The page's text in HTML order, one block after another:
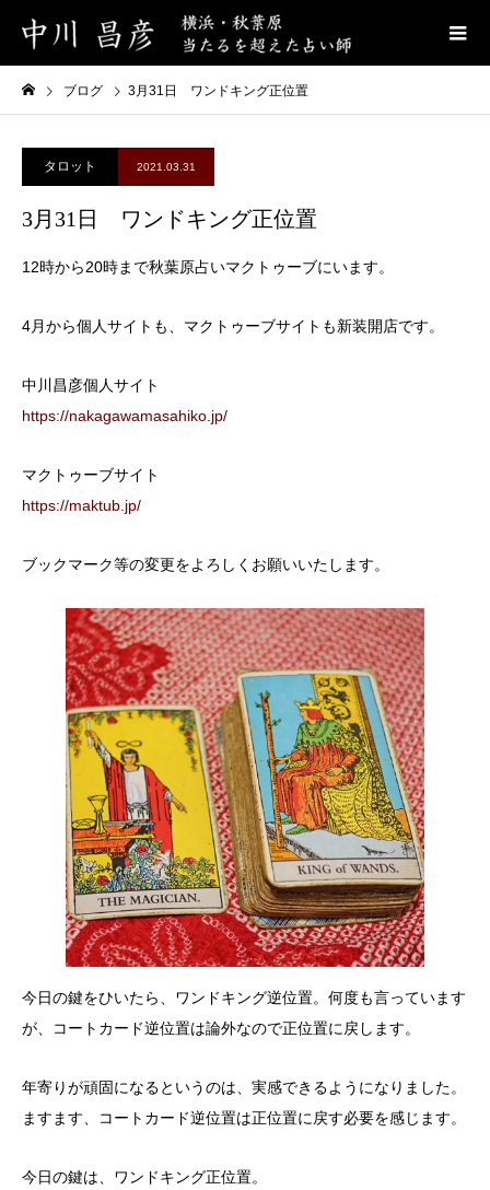
ブログ 3月31日 ワンドキング正位置
タロット 2021.03.31
3月31日 ワンドキング正位置
12時から20時まで秋葉原占いマクトゥーブにいます。
4月から個人サイトも、マクトゥーブサイトも新装開店です。
中川昌彦個人サイト
https://nakagawamasahiko.jp/
マクトゥーブサイト
https://maktub.jp/
ブックマーク等の変更をよろしくお願いいたします。
今日の鍵をひいたら、ワンドキング逆位置。何度も言っています
が、コートカード逆位置は論外なので正位置に戻します。
年寄りが頑固になるというのは、実感できるようになりました。
ますます、コートカード逆位置は正位置に戻す必要を感じます。
今日の鍵は、ワンドキング正位置。